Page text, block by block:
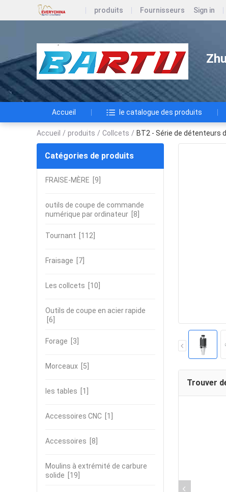
produits Fournisseurs Sign in
Accueil le catalogue des produits
Accueil / produits / Collcets / BT2 - Série de détenteurs
Catégories de produits
FRAISE-MÈRE [9]
outils de coupe de commande
numérique par ordinateur [8]
Tournant [112]
Fraisage [7]
Les collcets [10]
Outils de coupe en acier rapide
[6]
Forage [3]
Morceaux [5]
les tables [1]
Accessoires CNC [1]
Accessoires [8]
Moulins à extrémité de carbure
solide [19]
Trouver